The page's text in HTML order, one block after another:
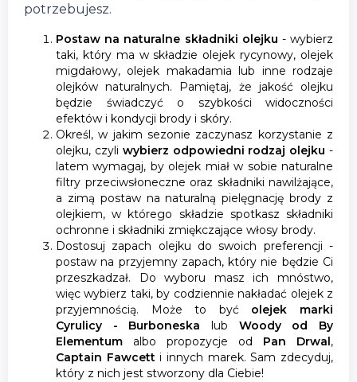
potrzebujesz.
Postaw na naturalne składniki olejku - wybierz
taki, który ma w składzie olejek rycynowy, olejek
migdałowy, olejek makadamia lub inne rodzaje
olejków naturalnych. Pamiętaj, że jakość olejku
będzie świadczyć o szybkości widoczności
efektów i kondycji brody i skóry.
Określ, w jakim sezonie zaczynasz korzystanie z
olejku, czyli wybierz odpowiedni rodzaj olejku -
latem wymagaj, by olejek miał w sobie naturalne
filtry przeciwsłoneczne oraz składniki nawilżające,
a zimą postaw na naturalną pielęgnację brody z
olejkiem, w którego składzie spotkasz składniki
ochronne i składniki zmiękczające włosy brody.
Dostosuj zapach olejku do swoich preferencji -
postaw na przyjemny zapach, który nie będzie Ci
przeszkadzał. Do wyboru masz ich mnóstwo,
więc wybierz taki, by codziennie nakładać olejek z
przyjemnością. Może to być olejek marki
Cyrulicy - Burboneska lub Woody od By
Elementum albo propozycje od Pan Drwal,
Captain Fawcetti innych marek. Sam zdecyduj,
który z nich jest stworzony dla Ciebie!